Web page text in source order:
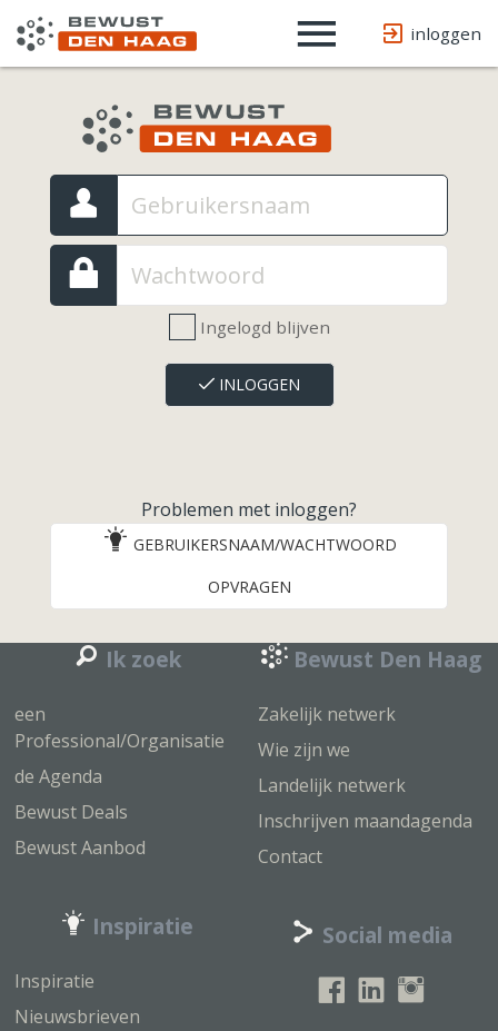
inloggen
Email
Ingelogd blijven
url
INLOGGEN
Problemen met inloggen?
GEBRUIKERSNAAM/WACHTWOORD
OPVRAGEN
Ik zoek
een
Professional/Organisatie
de Agenda
Bewust Deals
Bewust Aanbod
Inspiratie
Inspiratie
Nieuwsbrieven
Bewust Den Haag
Zakelijk netwerk
Wie zijn we
Landelijk netwerk
Inschrijven maandagenda
Contact
Social media